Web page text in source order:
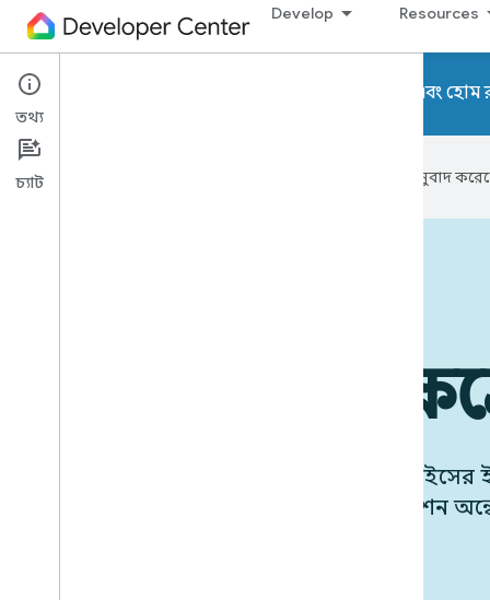
Develop Resources
মাথা আপ! হোম API এবং হোম
অনুবাদ
ব্যবহারের
Google Home-এর সাথে আপনার ডিভাইসের
এর সাথে আপনার ডিভাইসগুলির ইন্টিগ্রেশন
তথ্য
চ্যাট